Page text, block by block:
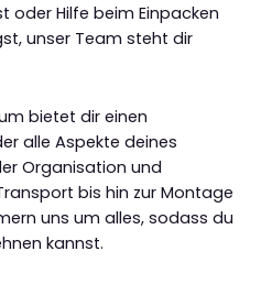
Hilfe beim Einpacken
unser Team steht dir
bietet dir einen
alle Aspekte deines
Organisation und
bis hin zur Montage
uns um alles, sodass du
kannst.